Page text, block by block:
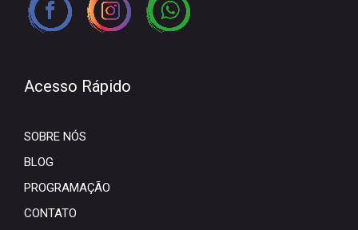
Acesso Rápido
SOBRE NÓS
BLOG
PROGRAMAÇÃO
CONTATO